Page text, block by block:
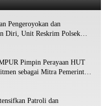
Pengeroyokan dan
Diri, Unit Reskrim Polsek
Tiga Tersangka
Pimpin Perayaan HUT
sebagai Mitra Pemerintah
Patroli dan